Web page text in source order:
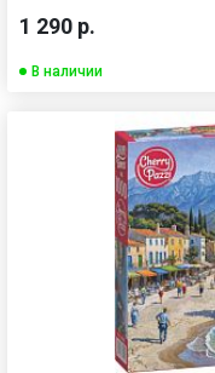
1 290 р.
В наличии